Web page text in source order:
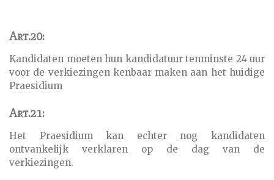
Art.20:
Kandidaten moeten hun kandidatuur tenminste 24 uur
voor de verkiezingen kenbaar maken aan het huidige
Praesidium
Art.21:
Het Praesidium kan echter nog kandidaten
ontvankelijk verklaren op de dag van de
verkiezingen.